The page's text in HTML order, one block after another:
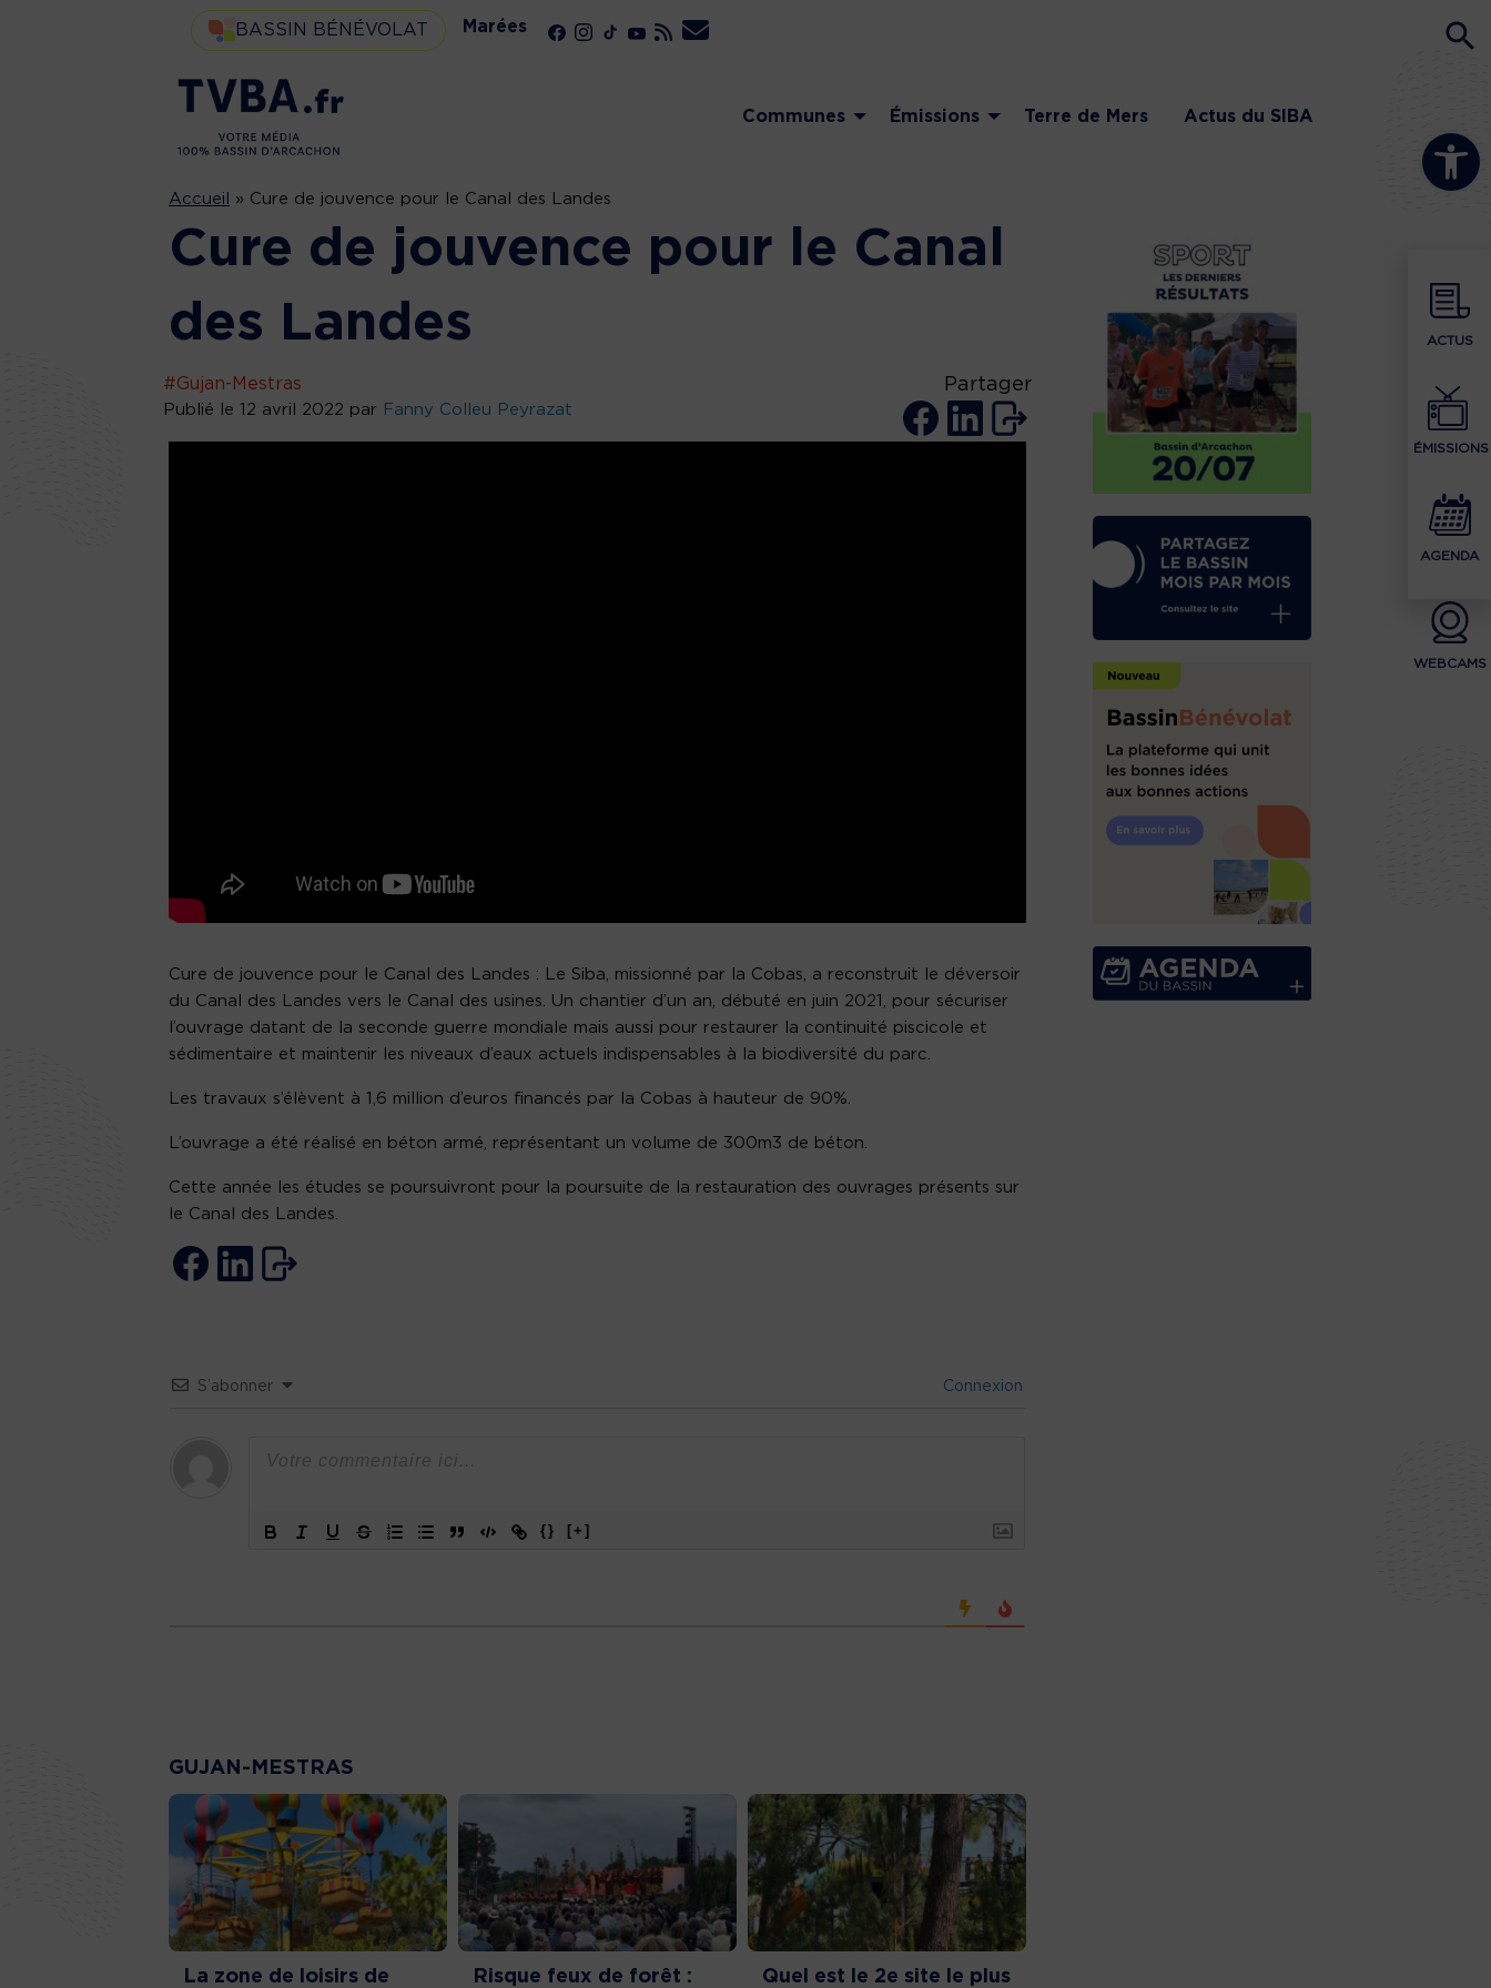
Ouvrir la
ACTUS
ÉMISSIONS
AGENDA
WEBCAMS
BASSIN BÉNÉVOLAT Marées
Communes Émissions Terre de Mers Actus du SIBA
Accueil » Cure de jouvence pour le Canal des Landes
Cure de jouvence pour le Canal
des Landes
#Gujan-Mestras
Publié le 12 avril 2022 par Fanny Colleu Peyrazat
Partager
Cure de jouvence pour le Canal des Landes : Le Siba, missionné par la Cobas, a reconstruit le déversoir
du Canal des Landes vers le Canal des usines. Un chantier d’un an, débuté en juin 2021, pour sécuriser
l’ouvrage datant de la seconde guerre mondiale mais aussi pour restaurer la continuité piscicole et
sédimentaire et maintenir les niveaux d’eaux actuels indispensables à la biodiversité du parc.
Les travaux s’élèvent à 1,6 million d’euros financés par la Cobas à hauteur de 90%.
L’ouvrage a été réalisé en béton armé, représentant un volume de 300m3 de béton.
Cette année les études se poursuivront pour la poursuite de la restauration des ouvrages présents sur
le Canal des Landes.
S’abonner Connexion
{} [+]
GUJAN-MESTRAS
La zone de loisirs de
Risque feux de forêt :
Quel est le 2e site le plus